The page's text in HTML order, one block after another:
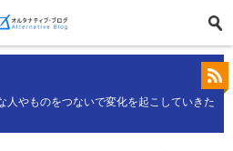
人やものをつないで変化を起こしていきた